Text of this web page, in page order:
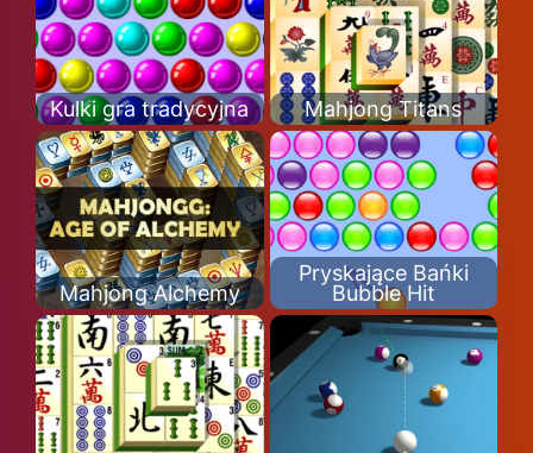
Kulki gra tradycyjna Mahjong Titans
Mahjong Alchemy
Pryskające Bańki
Bubble Hit